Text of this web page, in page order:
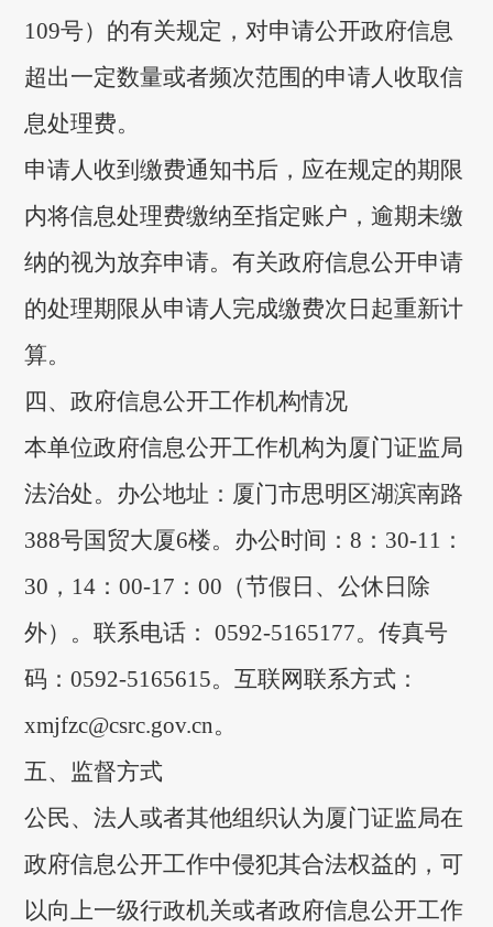
109号）的有关规定，对申请公开政府信息
超出一定数量或者频次范围的申请人收取信
息处理费。
申请人收到缴费通知书后，应在规定的期限
内将信息处理费缴纳至指定账户，逾期未缴
纳的视为放弃申请。有关政府信息公开申请
的处理期限从申请人完成缴费次日起重新计
算。
四、政府信息公开工作机构情况
本单位政府信息公开工作机构为厦门证监局
法治处。办公地址：厦门市思明区湖滨南路
388号国贸大厦6楼。办公时间：8：30-11：
30，14：00-17：00（节假日、公休日除
外）。联系电话： 0592-5165177。传真号
码：0592-5165615。互联网联系方式：
xmjfzc@csrc.gov.cn。
五、监督方式
公民、法人或者其他组织认为厦门证监局在
政府信息公开工作中侵犯其合法权益的，可
以向上一级行政机关或者政府信息公开工作